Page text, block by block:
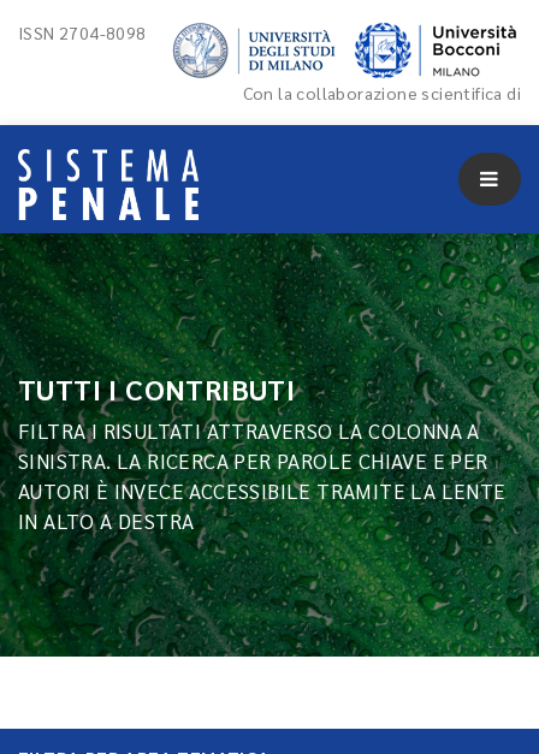
ISSN 2704-8098
Con la collaborazione scientifica di
TUTTI I CONTRIBUTI
FILTRA I RISULTATI ATTRAVERSO LA COLONNA A
SINISTRA. LA RICERCA PER PAROLE CHIAVE E PER
AUTORI È INVECE ACCESSIBILE TRAMITE LA LENTE
IN ALTO A DESTRA